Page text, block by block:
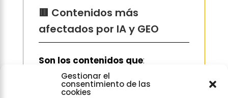
Gestionar el
consentimiento de las
cookies
🟥 Contenidos más
afectados por IA y GEO
Son los contenidos que:
✔ dan respuestas rápidas